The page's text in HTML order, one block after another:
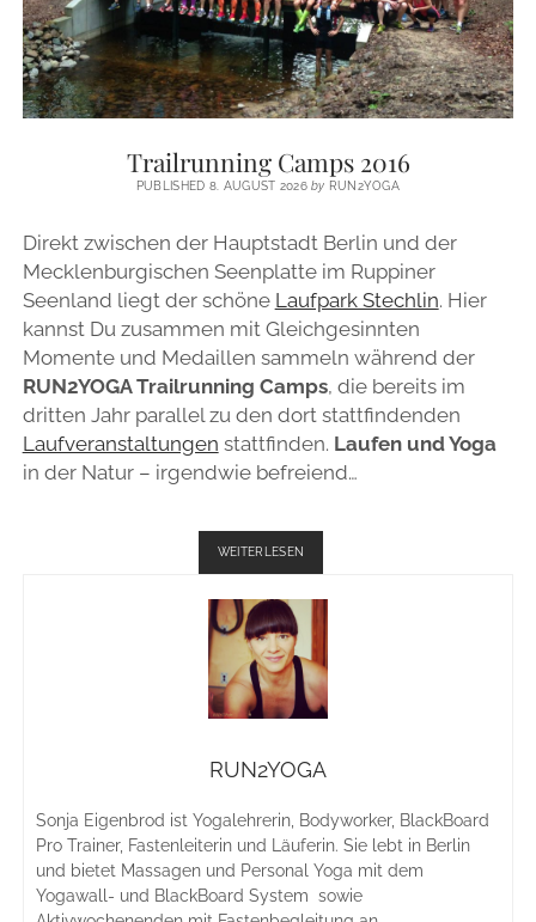
MEILEN
2019
ZU
EHREN
DIETER
WOHLFAHRT
Trailrunning Camps 2016
PUBLISHED 8. AUGUST 2026by RUN2YOGA
Direkt zwischen der Hauptstadt Berlin und der
Mecklenburgischen Seenplatte im Ruppiner
Seenland liegt der schöne Laufpark Stechlin. Hier
kannst Du zusammen mit Gleichgesinnten
Momente und Medaillen sammeln während der
RUN2YOGA Trailrunning Camps, die bereits im
dritten Jahr parallel zu den dort stattfindenden
Laufveranstaltungen stattfinden. Laufen und Yoga
in der Natur – irgendwie befreiend…
WEITERLESEN
CAMPS
RUN2YOGA
Sonja Eigenbrod ist Yogalehrerin, Bodyworker, BlackBoard
Pro Trainer, Fastenleiterin und Läuferin. Sie lebt in Berlin
und bietet Massagen und Personal Yoga mit dem
Yogawall- und BlackBoard System sowie